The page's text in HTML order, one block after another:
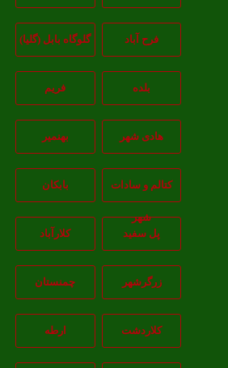
فرح آباد گلوگاه بابل (گلیا)
فریم
هادی شهر بهنمیر
کتالم و سادات
شهر
بابکان
پل سفید کلارآباد
زرگرشهر چمنستان
کلاردشت ارطه